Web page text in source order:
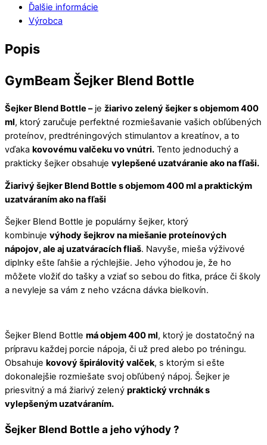
Ďalšie informácie
Výrobca
Popis
GymBeam Šejker Blend Bottle
Šejker Blend Bottle –je žiarivo zelený šejker s objemom 400
ml, ktorý zaručuje perfektné rozmiešavanie vašich obľúbených
proteínov, predtréningových stimulantov a kreatínov, a to
vďaka kovovému valčeku vo vnútri. Tento jednoduchý a
prakticky šejker obsahuje vylepšené uzatváranie ako na fľaši.
Žiarivý šejker Blend Bottle s objemom 400 ml a praktickým
uzatváraním ako na fľaši
Šejker Blend Bottle je populárny šejker, ktorý
kombinuje výhody šejkrov na miešanie proteínových
nápojov, ale aj uzatváracích fliaš. Navyše, mieša výživové
diplnky ešte ľahšie a rýchlejšie. Jeho výhodou je, že ho
môžete vložiť do tašky a vziať so sebou do fitka, práce či školy
a nevyleje sa vám z neho vzácna dávka bielkovín.
Šejker Blend Bottle má objem 400 ml, ktorý je dostatočný na
prípravu každej porcie nápoja, či už pred alebo po tréningu.
Obsahuje kovový špirálovitý valček, s ktorým si ešte
dokonalejšie rozmiešate svoj obľúbený nápoj. Šejker je
priesvitný a má žiarivý zelený praktický vrchnák s
vylepšeným uzatváraním.
Šejker Blend Bottle a jeho výhody ?